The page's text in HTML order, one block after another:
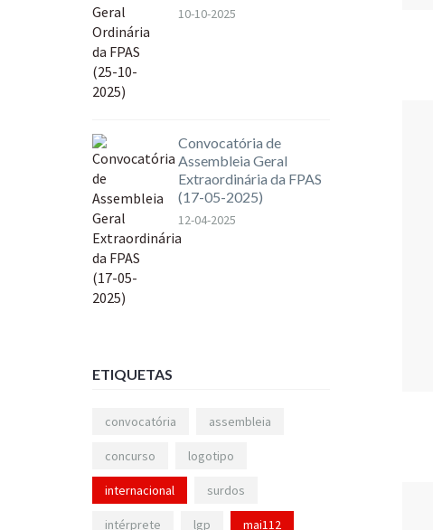
10-10-2025
Convocatória de
Assembleia Geral
Extraordinária da FPAS
(17-05-2025)
12-04-2025
ETIQUETAS
convocatória assembleia
concurso logotipo
internacional surdos
intérprete lgp mai112